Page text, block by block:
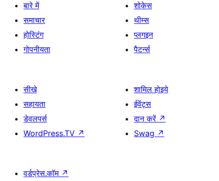
बारे में
समाचार
होस्टिंग
गोपनीयता
शोकेस
थीम्स
प्लगइन
पैटर्न्स
सीखे
सहायता
डेवलपर्स
WordPress.TV ↗
शामिल होइये
ईवेंट्स
दान करें ↗
Swag ↗
वर्डप्रेस.कॉम ↗